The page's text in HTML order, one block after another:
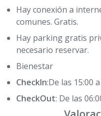
Hay conexión a
comunes. Gratis.
Hay parking gratis
necesario reservar.
Bienestar
CheckIn:De las 15:00
CheckOut: De las